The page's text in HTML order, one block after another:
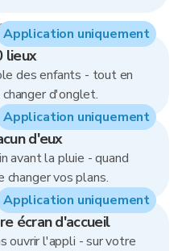
: 08:00, 8 Aug 2026
lieux
des enfants - tout en
d'onglet.
Application uniquement
d'eux
avant la pluie - quand
changer vos plans.
Application uniquement
écran d'accueil
ouvrir l'appli - sur votre
Application uniquement